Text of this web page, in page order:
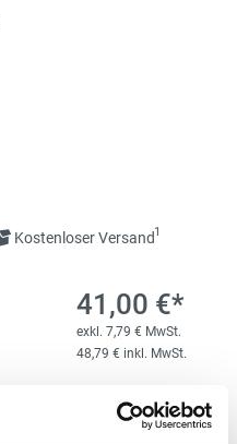
Kostenloser Versand1
41,00 €*
exkl. 7,79 € MwSt.
48,79 € inkl. MwSt.